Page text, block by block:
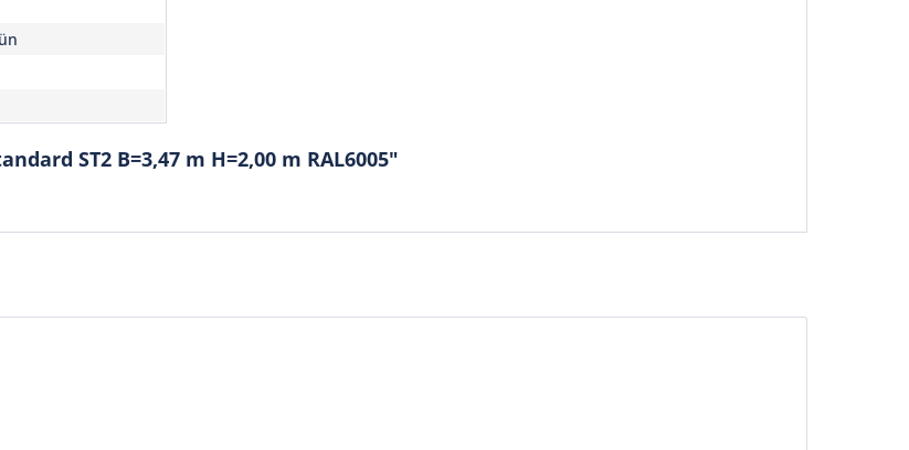
ST2 B=3,47 m H=2,00 m RAL6005"